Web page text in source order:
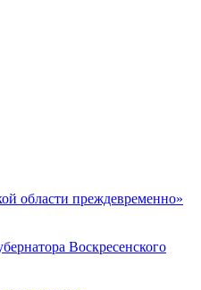
области преждевременно»
Воскресенского